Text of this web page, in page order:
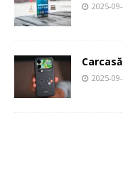
2025-
2025-